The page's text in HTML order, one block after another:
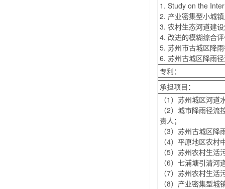
1. Study on the
2. 产业密集型小城
3. 农村生态河道建
4. 改进的模糊综合
5. 苏州市古城区降
6. 苏州古城区降雨
专利：
承担项目：
（1）苏州城区河
（2）城市降雨径
责人；
（3）苏州古城区
（4）平原地区农
（5）苏州农村生
（6）七浦塘引清
（7）苏州农村生
（8）产业密集型